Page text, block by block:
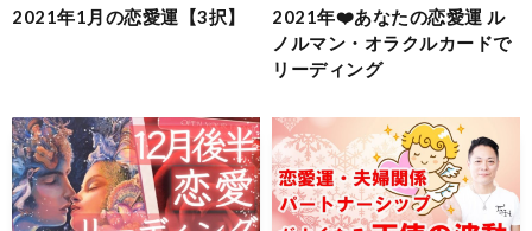
2021年1月の恋愛運【3択】
2021年❤️あなたの恋愛運 ル
ノルマン・オラクルカードで
リーディング